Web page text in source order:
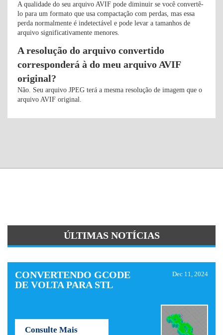
A qualidade do seu arquivo AVIF pode diminuir se você convertê-
lo para um formato que usa compactação com perdas, mas essa
perda normalmente é indetectável e pode levar a tamanhos de
arquivo significativamente menores.
A resolução do arquivo convertido
corresponderá à do meu arquivo AVIF
original?
Não. Seu arquivo JPEG terá a mesma resolução de imagem que o
arquivo AVIF original.
ÚLTIMAS NOTÍCIAS
CONVERTENDO GCODE
DE VOLTA PARA STL
Dec 11, 2024
Consulte Mais